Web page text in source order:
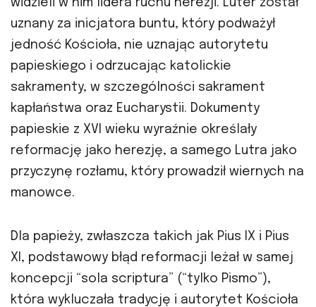
widzieli w nim lidera ruchu herezji. Luter został
uznany za inicjatora buntu, który podważył
jedność Kościoła, nie uznając autorytetu
papieskiego i odrzucając katolickie
sakramenty, w szczególności sakrament
kapłaństwa oraz Eucharystii. Dokumenty
papieskie z XVI wieku wyraźnie określały
reformację jako herezję, a samego Lutra jako
przyczynę rozłamu, który prowadził wiernych na
manowce.
Dla papieży, zwłaszcza takich jak Pius IX i Pius
XI, podstawowy błąd reformacji leżał w samej
koncepcji “sola scriptura” (“tylko Pismo”),
która wykluczała tradycję i autorytet Kościoła